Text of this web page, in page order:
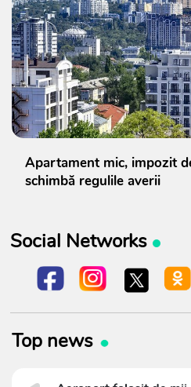
Apartament mic, impozit
schimbă regulile averii
Social Networks
Top news